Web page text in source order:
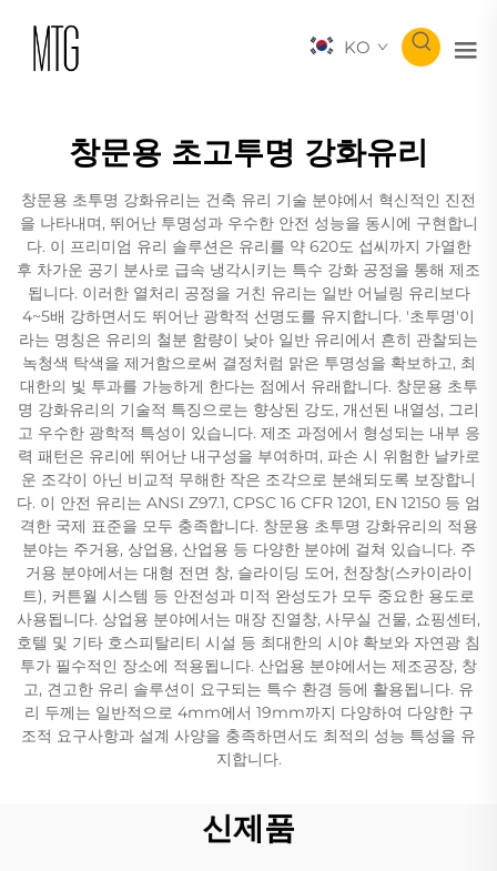
KO
창문용 초고투명 강화유리
창문용 초투명 강화유리는 건축 유리 기술 분야에서 혁신적인 진전
을 나타내며, 뛰어난 투명성과 우수한 안전 성능을 동시에 구현합니
다. 이 프리미엄 유리 솔루션은 유리를 약 620도 섭씨까지 가열한
후 차가운 공기 분사로 급속 냉각시키는 특수 강화 공정을 통해 제조
됩니다. 이러한 열처리 공정을 거친 유리는 일반 어닐링 유리보다
4~5배 강하면서도 뛰어난 광학적 선명도를 유지합니다. '초투명'이
라는 명칭은 유리의 철분 함량이 낮아 일반 유리에서 흔히 관찰되는
녹청색 탁색을 제거함으로써 결정처럼 맑은 투명성을 확보하고, 최
대한의 빛 투과를 가능하게 한다는 점에서 유래합니다. 창문용 초투
명 강화유리의 기술적 특징으로는 향상된 강도, 개선된 내열성, 그리
고 우수한 광학적 특성이 있습니다. 제조 과정에서 형성되는 내부 응
력 패턴은 유리에 뛰어난 내구성을 부여하며, 파손 시 위험한 날카로
운 조각이 아닌 비교적 무해한 작은 조각으로 분쇄되도록 보장합니
다. 이 안전 유리는 ANSI Z97.1, CPSC 16 CFR 1201, EN 12150 등 엄
격한 국제 표준을 모두 충족합니다. 창문용 초투명 강화유리의 적용
분야는 주거용, 상업용, 산업용 등 다양한 분야에 걸쳐 있습니다. 주
거용 분야에서는 대형 전면 창, 슬라이딩 도어, 천장창(스카이라이
트), 커튼월 시스템 등 안전성과 미적 완성도가 모두 중요한 용도로
사용됩니다. 상업용 분야에서는 매장 진열창, 사무실 건물, 쇼핑센터,
호텔 및 기타 호스피탈리티 시설 등 최대한의 시야 확보와 자연광 침
투가 필수적인 장소에 적용됩니다. 산업용 분야에서는 제조공장, 창
고, 견고한 유리 솔루션이 요구되는 특수 환경 등에 활용됩니다. 유
리 두께는 일반적으로 4mm에서 19mm까지 다양하여 다양한 구
조적 요구사항과 설계 사양을 충족하면서도 최적의 성능 특성을 유
지합니다.
신제품